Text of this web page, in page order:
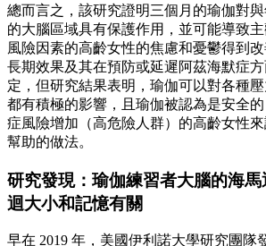
總而言之，該研究證明三個月的瑜伽對
的大腦區域具有保護作用，並可能導致
風險因素的高齡女性的焦慮和憂鬱得到
長期效果及其在預防或延遲阿茲海默症
定，但研究結果表明，瑜伽可以對各種
都有積極的影響，且瑜伽被認為是安全
症風險增加（高危險人群）的高齡女性
幫助的做法。
研究發現：瑜伽練習者大腦的海
迴大小和記憶有關
早在 2019 年，美國伊利諾大學研究團隊